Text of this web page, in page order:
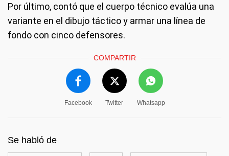
Por último, contó que el cuerpo técnico evalúa una
variante en el dibujo táctico y armar una línea de
fondo con cinco defensores.
COMPARTIR
Facebook Twitter Whatsapp
Se habló de